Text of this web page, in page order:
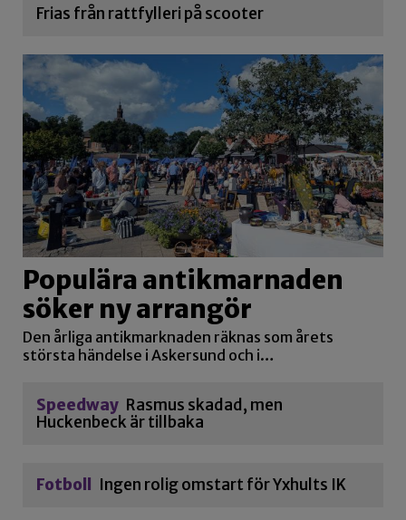
Frias från rattfylleri på scooter
Populära antikmarnaden
söker ny arrangör
Den årliga antikmarknaden räknas som årets
största händelse i Askersund och i…
Speedway Rasmus skadad, men
Huckenbeck är tillbaka
Fotboll Ingen rolig omstart för Yxhults IK